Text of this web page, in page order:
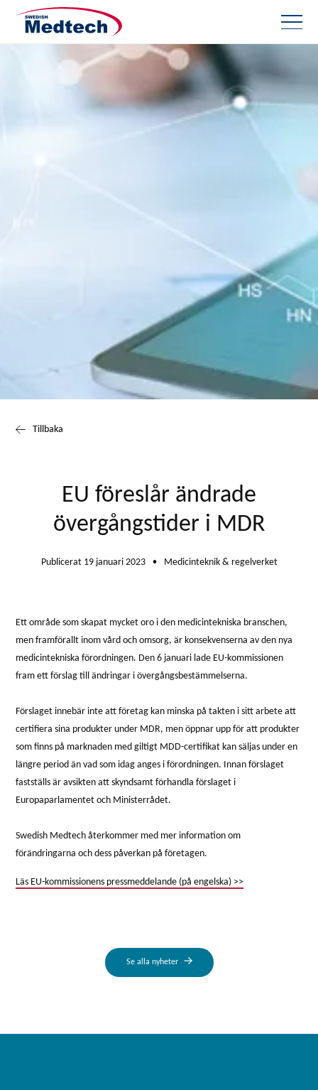
Tillbaka
EU föreslår ändrade
övergångstider i MDR
Publicerat 19 januari 2023 ● Medicinteknik & regelverket
Ett område som skapat mycket oro i den medicintekniska branschen,
men framförallt inom vård och omsorg, är konsekvenserna av den nya
medicintekniska förordningen. Den 6 januari lade EU-kommissionen
fram ett förslag till ändringar i övergångsbestämmelserna.
Förslaget innebär inte att företag kan minska på takten i sitt arbete att
certifiera sina produkter under MDR, men öppnar upp för att produkter
som finns på marknaden med giltigt MDD-certifikat kan säljas under en
längre period än vad som idag anges i förordningen. Innan förslaget
fastställs är avsikten att skyndsamt förhandla förslaget i
Europaparlamentet och Ministerrådet.
Swedish Medtech återkommer med mer information om
förändringarna och dess påverkan på företagen.
Läs EU-kommissionens pressmeddelande (på engelska) >>
Se alla nyheter